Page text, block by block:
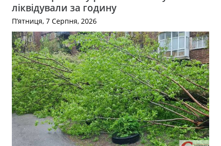
ліквідували за годину
П’ятниця, 7 Серпня, 2026